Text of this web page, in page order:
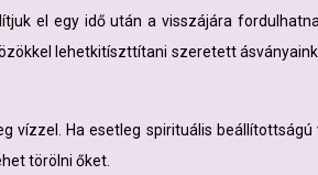
el egy idő után a visszájára
lehetkitíszttítani szeretett
vízzel. Ha esetleg spirituális beállítottságú
törölni őket.